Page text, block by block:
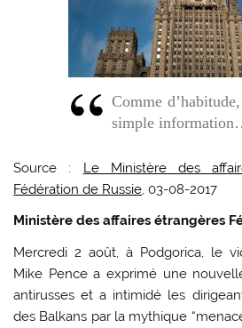
Comme
simple
Source : Le Ministère des
Fédération de Russie, 03-08-2017
Ministère des affaires étrangères
Mercredi 2 août, à Podgorica, le
Mike Pence a exprimé une
antirusses et a intimidé les
des Balkans par la mythique